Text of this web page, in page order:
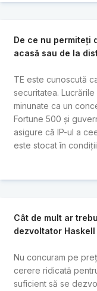
De ce nu permiteți
acasă sau de la
TE este cunoscută
securitatea.
minunate ca un
Fortune 500 și
asigure că IP-ul a
este stocat în
Cât de mult ar
dezvoltator
Nu concuram pe
cerere ridicată
suficient să se